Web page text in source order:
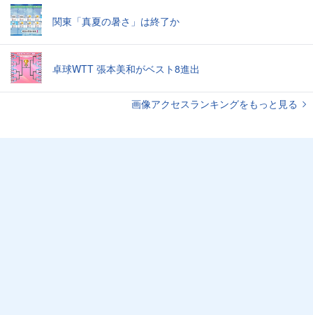
関東「真夏の暑さ」は終了か
卓球WTT 張本美和がベスト8進出
画像アクセスランキングをもっと見る